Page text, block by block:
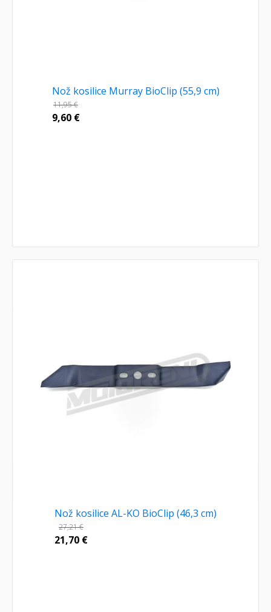
Nož kosilice Murray BioClip (55,9 cm)
11,95€
9,60 €
Nož kosilice AL-KO BioClip (46,3 cm)
27,21€
21,70 €